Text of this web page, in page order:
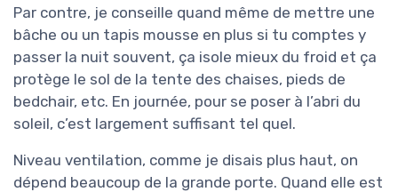
Par contre, je conseille quand même de mettre une
bâche ou un tapis mousse en plus si tu comptes y
passer la nuit souvent, ça isole mieux du froid et ça
protège le sol de la tente des chaises, pieds de
bedchair, etc. En journée, pour se poser à l’abri du
soleil, c’est largement suffisant tel quel.
Niveau ventilation, comme je disais plus haut, on
dépend beaucoup de la grande porte. Quand elle est